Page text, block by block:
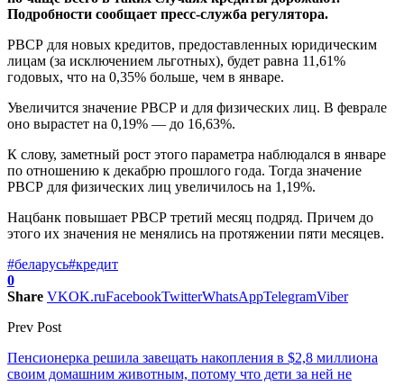
Подробности сообщает пресс-служба регулятора.
РВСР для новых кредитов, предоставленных юридическим
лицам (за исключением льготных), будет равна 11,61%
годовых, что на 0,35% больше, чем в январе.
Увеличится значение РВСР и для физических лиц. В феврале
оно вырастет на 0,19% — до 16,63%.
К слову, заметный рост этого параметра наблюдался в январе
по отношению к декабрю прошлого года. Тогда значение
РВСР для физических лиц увеличилось на 1,19%.
Нацбанк повышает РВСР третий месяц подряд. Причем до
этого их значения не менялись на протяжении пяти месяцев.
#беларусь#кредит
0
Share VKOK.ruFacebookTwitterWhatsAppTelegramViber
Prev Post
Пенсионерка решила завещать накопления в $2,8 миллиона
своим домашним животным, потому что дети за ней не